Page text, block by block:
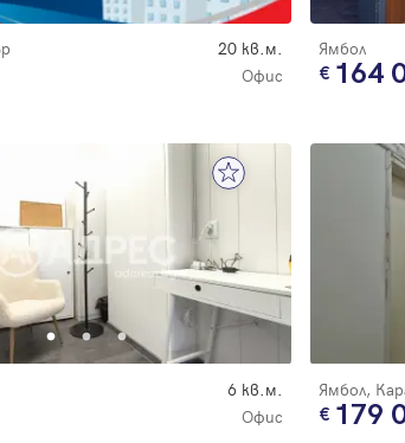
20 кв.м.
Офис
Ямбол
164
6 кв.м.
Офис
Ямбол,
179